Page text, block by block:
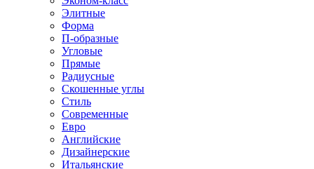
Элитные
Форма
П-образные
Угловые
Прямые
Радиусные
Скошенные углы
Стиль
Современные
Евро
Английские
Дизайнерские
Итальянские